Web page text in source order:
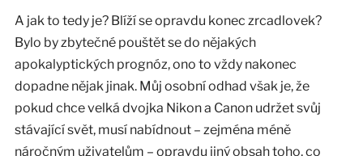
A jak to tedy je? Blíží se opravdu konec zrcadlovek?
Bylo by zbytečné pouštět se do nějakých
apokalyptických prognóz, ono to vždy nakonec
dopadne nějak jinak. Můj osobní odhad však je, že
pokud chce velká dvojka Nikon a Canon udržet svůj
stávající svět, musí nabídnout – zejména méně
náročným uživatelům – opravdu jiný obsah toho, co